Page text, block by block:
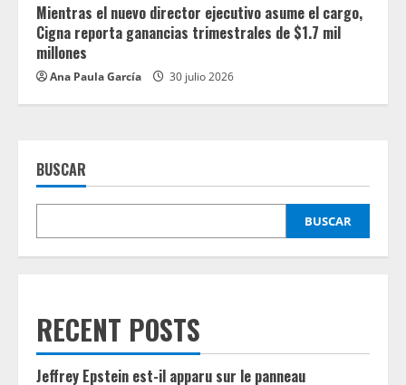
Mientras el nuevo director ejecutivo asume el cargo,
Cigna reporta ganancias trimestrales de $1.7 mil
millones
Ana Paula García 30 julio 2026
BUSCAR
BUSCAR
RECENT POSTS
Jeffrey Epstein est-il apparu sur le panneau